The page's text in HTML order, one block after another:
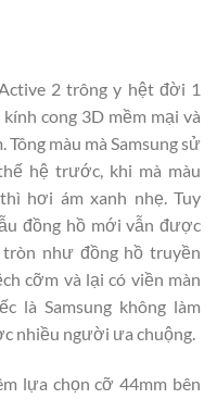
2 trông y hệt đời 1
cong 3D mềm mại và
màu mà Samsung sử
hệ trước, khi mà màu
hơi ám xanh nhẹ. Tuy
đồng hồ mới vẫn được
như đồng hồ truyền
cỡm và lại có viền màn
là Samsung không làm
nhiều người ưa chuộng.
lựa chọn cỡ 44mm bên